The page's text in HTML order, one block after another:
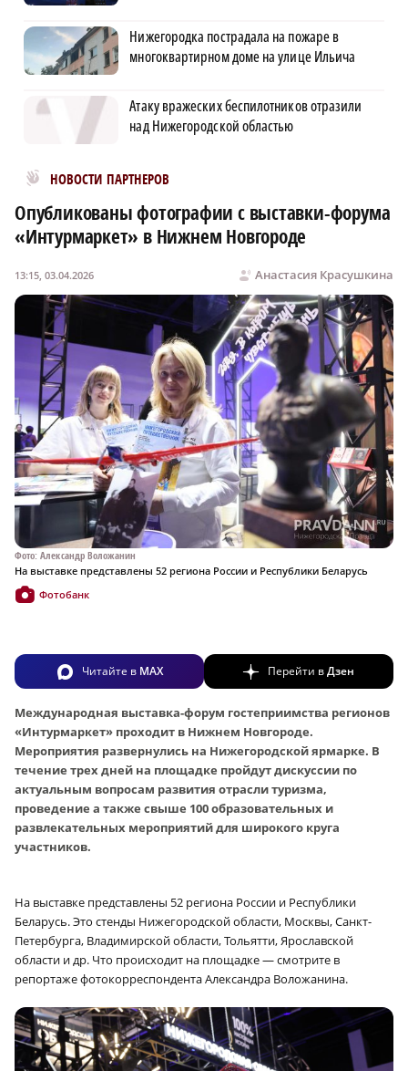
Нижегородка пострадала на пожаре в
многоквартирном доме на улице Ильича
Атаку вражеских беспилотников отразили
над Нижегородской областью
НОВОСТИ ПАРТНЕРОВ
Новости МирТесен
Опубликованы фотографии с выставки-форума
«Интурмаркет» в Нижнем Новгороде
Анастасия Красушкина
13:15, 03.04.2026
Фото: Александр Воложанин
На выставке представлены 52 региона России и Республики Беларусь
Фотобанк
Читайте в MAX Перейти вДзен
Международная выставка-форум гостеприимства регионов
«Интурмаркет» проходит в Нижнем Новгороде.
Мероприятия развернулись на Нижегородской ярмарке. В
течение трех дней на площадке пройдут дискуссии по
актуальным вопросам развития отрасли туризма,
проведение а также свыше 100 образовательных и
развлекательных мероприятий для широкого круга
участников.
На выставке представлены 52 региона России и Республики
Беларусь. Это стенды Нижегородской области, Москвы, Санкт-
Петербурга, Владимирской области, Тольятти, Ярославской
области и др. Что происходит на площадке — смотрите в
репортаже фотокорреспондента Александра Воложанина.